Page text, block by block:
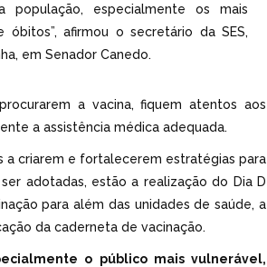
especialmente os mais
afirmou o secretário da SES,
em Senador Canedo.
a vacina, fiquem atentos aos
a assistência médica adequada.
a criarem e fortalecerem estratégias para
adotadas, estão a realização do Dia D
para além das unidades de saúde, a
da caderneta de vacinação.
o público mais vulnerável,